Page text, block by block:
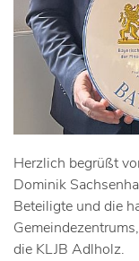
Herzlich begrüßt
Dominik
Beteiligte und die
die KLJB Adlholz.